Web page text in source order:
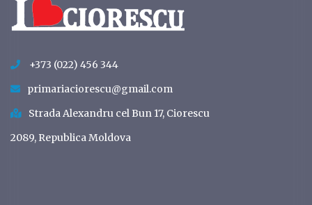
+373 (022) 456 344
primariaciorescu@gmail.com
Strada Alexandru cel Bun 17, Ciorescu
2089, Republica Moldova